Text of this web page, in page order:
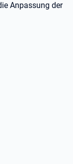
Anpassung der